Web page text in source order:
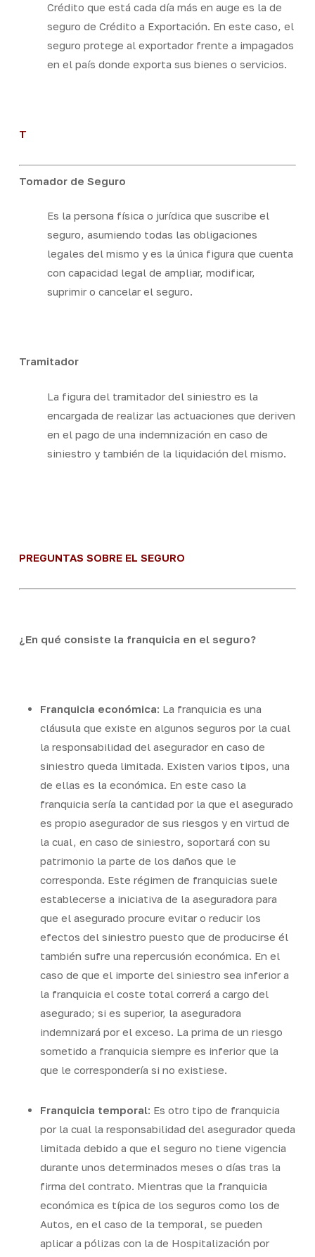
Crédito que está cada día más en auge es la de
seguro de Crédito a Exportación. En este caso, el
seguro protege al exportador frente a impagados
en el país donde exporta sus bienes o servicios.
T
Tomador de Seguro
Es la persona física o jurídica que suscribe el
seguro, asumiendo todas las obligaciones
legales del mismo y es la única figura que cuenta
con capacidad legal de ampliar, modificar,
suprimir o cancelar el seguro.
Tramitador
La figura del tramitador del siniestro es la
encargada de realizar las actuaciones que deriven
en el pago de una indemnización en caso de
siniestro y también de la liquidación del mismo.
PREGUNTAS SOBRE EL SEGURO
¿En qué consiste la franquicia en el seguro?
Franquicia económica: La franquicia es una
cláusula que existe en algunos seguros por la cual
la responsabilidad del asegurador en caso de
siniestro queda limitada. Existen varios tipos, una
de ellas es la económica. En este caso la
franquicia sería la cantidad por la que el asegurado
es propio asegurador de sus riesgos y en virtud de
la cual, en caso de siniestro, soportará con su
patrimonio la parte de los daños que le
corresponda. Este régimen de franquicias suele
establecerse a iniciativa de la aseguradora para
que el asegurado procure evitar o reducir los
efectos del siniestro puesto que de producirse él
también sufre una repercusión económica. En el
caso de que el importe del siniestro sea inferior a
la franquicia el coste total correrá a cargo del
asegurado; si es superior, la aseguradora
indemnizará por el exceso. La prima de un riesgo
sometido a franquicia siempre es inferior que la
que le correspondería si no existiese.
Franquicia temporal: Es otro tipo de franquicia
por la cual la responsabilidad del asegurador queda
limitada debido a que el seguro no tiene vigencia
durante unos determinados meses o días tras la
firma del contrato. Mientras que la franquicia
económica es típica de los seguros como los de
Autos, en el caso de la temporal, se pueden
aplicar a pólizas con la de Hospitalización por